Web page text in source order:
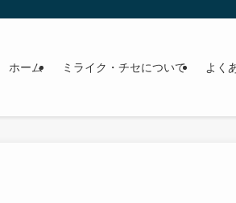
ホーム ミライク・チセについて よく